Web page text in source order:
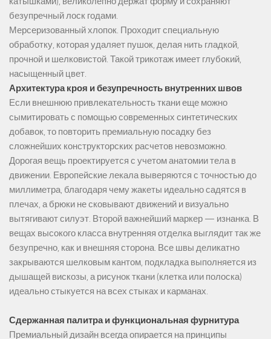
безупречный лоск годами.
Мерсеризованный хлопок. Проходит специальную
обработку, которая удаляет пушок, делая нить гладкой,
прочной и шелковистой. Такой трикотаж имеет глубокий,
насыщенный цвет.
Архитектура кроя и безупречность внутренних швов
Если внешнюю привлекательность ткани еще можно
сымитировать с помощью современных синтетических
добавок, то повторить премиальную посадку без
сложнейших конструкторских расчетов невозможно.
Дорогая вещь проектируется с учетом анатомии тела в
движении. Европейские лекала выверяются с точностью до
миллиметра, благодаря чему жакеты идеально садятся в
плечах, а брюки не сковывают движений и визуально
вытягивают силуэт. Второй важнейший маркер — изнанка. В
вещах высокого класса внутренняя отделка выглядит так же
безупречно, как и внешняя сторона. Все швы деликатно
закрываются шелковым кантом, подкладка выполняется из
дышащей вискозы, а рисунок ткани (клетка или полоска)
идеально стыкуется на всех стыках и карманах.
Сдержанная палитра и функциональная фурнитура
Премиальный дизайн всегда опирается на принципы